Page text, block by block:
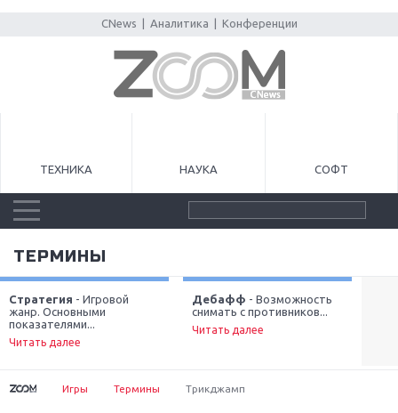
CNews Аналитика Конференции
ТЕХНИКА НАУКА СОФТ
ТЕРМИНЫ
Стратегия - Игровой
жанр. Основными
показателями...
Читать далее
Дебафф - Возможность
снимать с противников...
Читать далее
Next
Игры Термины Трикджамп